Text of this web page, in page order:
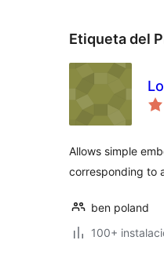
Etiqueta del
Allows simple
corresponding to
ben poland
100+